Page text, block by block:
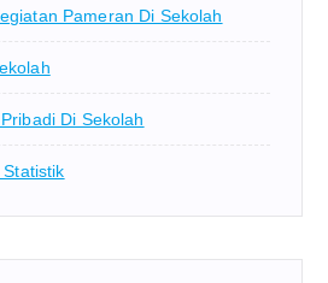
Pameran Di Sekolah
Di Sekolah